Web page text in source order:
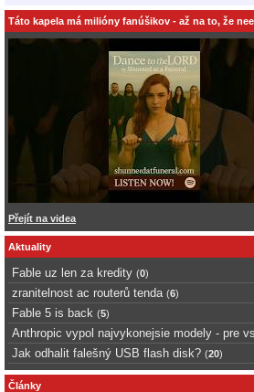
Táto kapela má milióny fanúšikov - až na to, že
Přejít na videa
Aktuality
Fable uz len za kredity (0)
zranitelnost ac routerů tenda (6)
Fable 5 is back (5)
Anthropic vypol najvykonejsie modely - pre
Jak odhalit falešný USB flash disk? (20)
Články